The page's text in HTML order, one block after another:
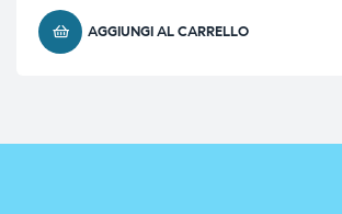
AGGIUNGI AL CARRELLO